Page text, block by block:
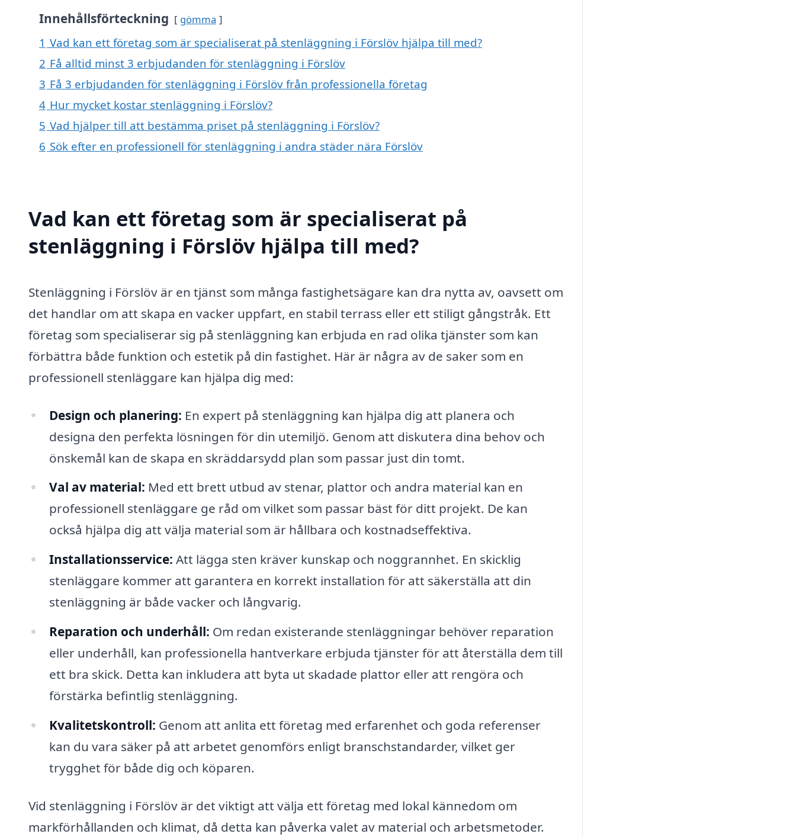
Innehållsförteckning gömma
1 Vad kan ett företag som är specialiserat på stenläggning i Förslöv hjälpa till med?
2 Få alltid minst 3 erbjudanden för stenläggning i Förslöv
3 Få 3 erbjudanden för stenläggning i Förslöv från professionella företag
4 Hur mycket kostar stenläggning i Förslöv?
5 Vad hjälper till att bestämma priset på stenläggning i Förslöv?
6 Sök efter en professionell för stenläggning i andra städer nära Förslöv
Vad kan ett företag som är specialiserat på
stenläggning i Förslöv hjälpa till med?
Stenläggning i Förslöv är en tjänst som många fastighetsägare kan dra nytta av, oavsett om
det handlar om att skapa en vacker uppfart, en stabil terrass eller ett stiligt gångstråk. Ett
företag som specialiserar sig på stenläggning kan erbjuda en rad olika tjänster som kan
förbättra både funktion och estetik på din fastighet. Här är några av de saker som en
professionell stenläggare kan hjälpa dig med:
Design och planering: En expert på stenläggning kan hjälpa dig att planera och
designa den perfekta lösningen för din utemiljö. Genom att diskutera dina behov och
önskemål kan de skapa en skräddarsydd plan som passar just din tomt.
Val av material: Med ett brett utbud av stenar, plattor och andra material kan en
professionell stenläggare ge råd om vilket som passar bäst för ditt projekt. De kan
också hjälpa dig att välja material som är hållbara och kostnadseffektiva.
Installationsservice: Att lägga sten kräver kunskap och noggrannhet. En skicklig
stenläggare kommer att garantera en korrekt installation för att säkerställa att din
stenläggning är både vacker och långvarig.
Reparation och underhåll: Om redan existerande stenläggningar behöver reparation
eller underhåll, kan professionella hantverkare erbjuda tjänster för att återställa dem till
ett bra skick. Detta kan inkludera att byta ut skadade plattor eller att rengöra och
förstärka befintlig stenläggning.
Kvalitetskontroll: Genom att anlita ett företag med erfarenhet och goda referenser
kan du vara säker på att arbetet genomförs enligt branschstandarder, vilket ger
trygghet för både dig och köparen.
Vid stenläggning i Förslöv är det viktigt att välja ett företag med lokal kännedom om
markförhållanden och klimat, då detta kan påverka valet av material och arbetsmetoder.